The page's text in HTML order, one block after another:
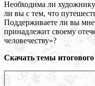
Необходима ли
ли вы с тем, что
Поддерживаете ли вы
принадлежит своему
человечеству»?
Скачать темы итогового